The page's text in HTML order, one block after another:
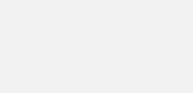
как AutoCAD, упрощает